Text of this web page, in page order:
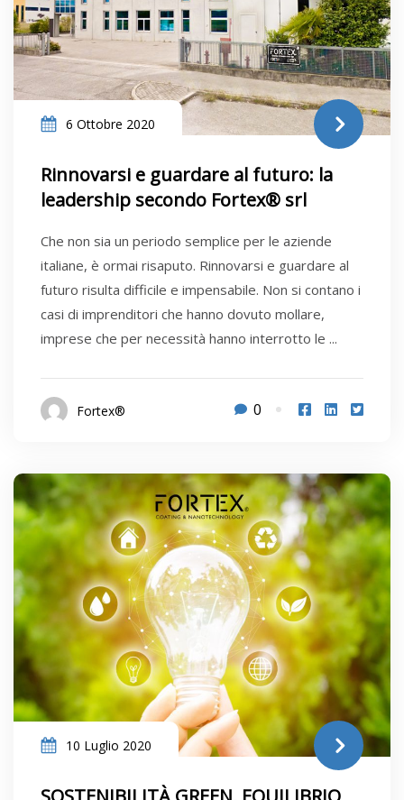
6 Ottobre 2020
Rinnovarsi e guardare al futuro: la
leadership secondo Fortex® srl
Che non sia un periodo semplice per le aziende
italiane, è ormai risaputo. Rinnovarsi e guardare al
futuro risulta difficile e impensabile. Non si contano i
casi di imprenditori che hanno dovuto mollare,
imprese che per necessità hanno interrotto le ...
Fortex® 0
10 Luglio 2020